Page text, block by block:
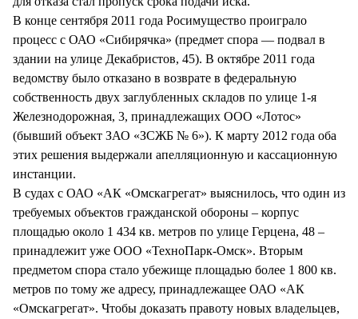
В конце сентября 2011 года Росимущество проиграло
процесс с ОАО «Сибирячка» (предмет спора — подвал в
здании на улице Декабристов, 45). В октябре 2011 года
ведомству было отказано в возврате в федеральную
собственность двух заглубленных складов по улице 1-я
Железнодорожная, 3, принадлежащих ООО «Лотос»
(бывший объект ЗАО «ЗСЖБ № 6»). К марту 2012 года оба
этих решения выдержали апелляционную и кассационную
инстанции.
В судах с ОАО «АК «Омскагрегат» выяснилось, что один из
требуемых объектов гражданской обороны – корпус
площадью около 1 434 кв. метров по улице Герцена, 48 –
принадлежит уже ООО «ТехноПарк-Омск». Вторым
предметом спора стало убежище площадью более 1 800 кв.
метров по тому же адресу, принадлежащее ОАО «АК
«Омскагрегат». Чтобы доказать правоту новых владельцев,